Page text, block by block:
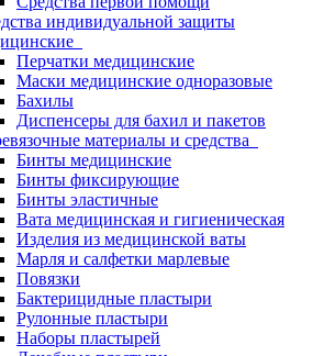
индивидуальной защиты
Перчатки медицинские
Маски медицинские одноразовые
Бахилы
Диспенсеры для бахил и пакетов
материалы и средства
Бинты медицинские
Бинты фиксирующие
Бинты эластичные
Вата медицинская и гигиеническая
Изделия из медицинской ваты
Марля и салфетки марлевые
Повязки
Бактерицидные пластыри
Рулонные пластыри
Наборы пластырей